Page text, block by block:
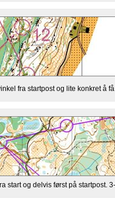
fra startpost og lite konkret å
start og delvis først på startpost.